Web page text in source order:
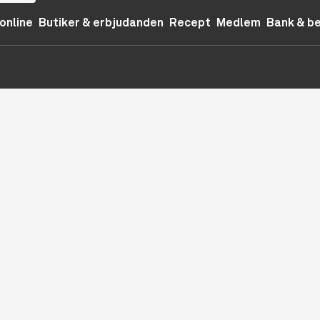
Butiker & erbjudanden Recept Medlem Bank &